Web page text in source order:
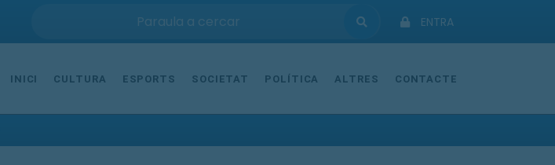
ENTRA
INICI CULTURA ESPORTS SOCIETAT POLÍTICA ALTRES CONTACTE